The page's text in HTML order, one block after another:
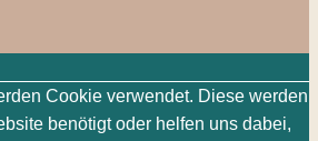
Cookie verwendet. Diese werden
benötigt oder helfen uns dabei,